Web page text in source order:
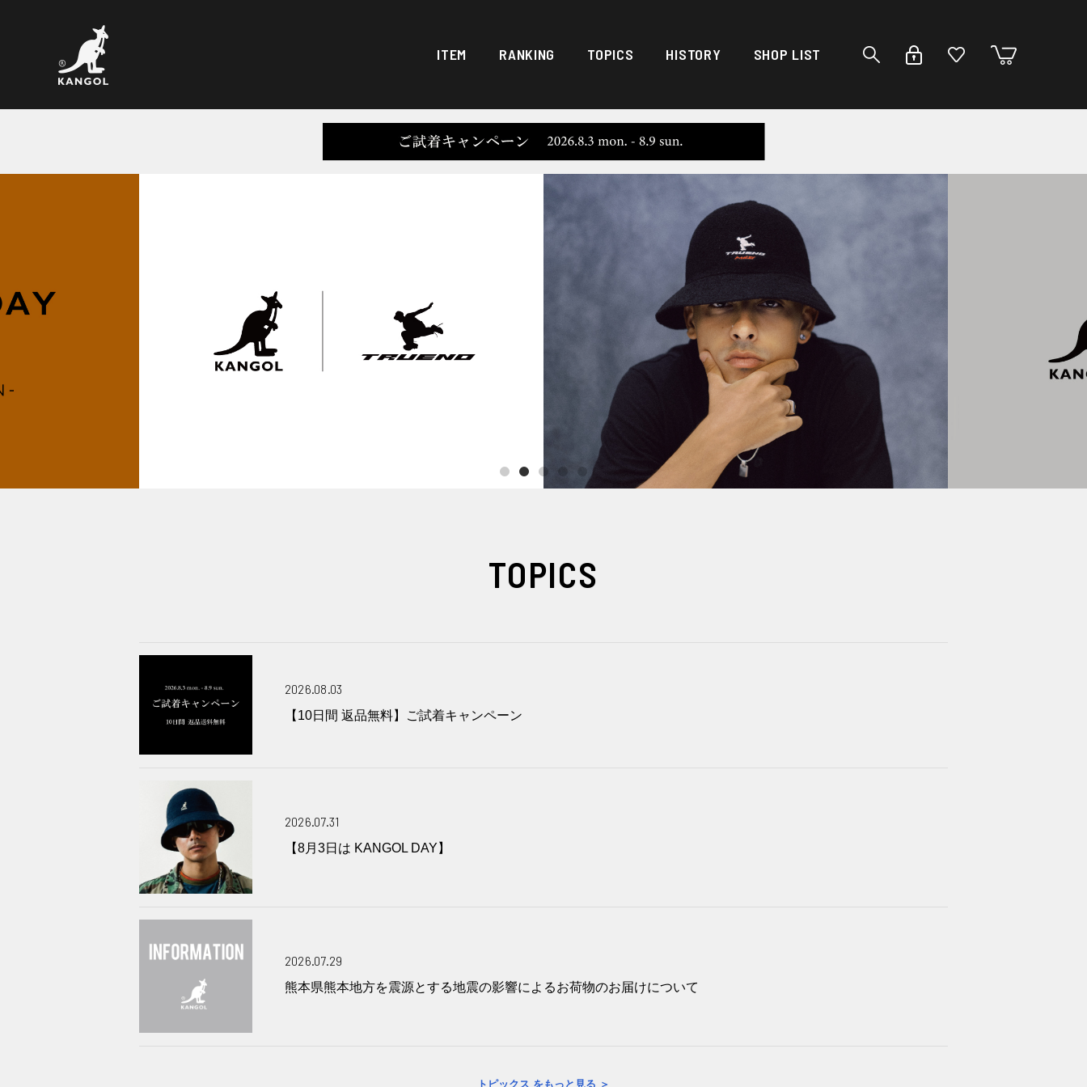
ITEM RANKING TOPICS HISTORY SHOP LIST
TOPICS
2026.08.03
【10日間 返品無料】ご試着キャンペーン
2026.07.31
【8月3日は KANGOL DAY】
2026.07.29
熊本県熊本地方を震源とする地震の影響によるお荷物のお届けについて
トピックス をもっと見る ＞